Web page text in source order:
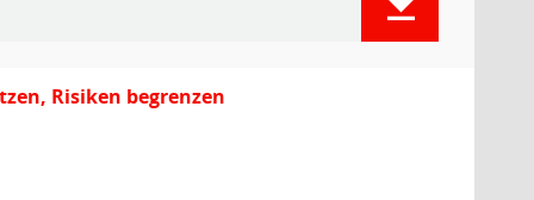
Risiken begrenzen